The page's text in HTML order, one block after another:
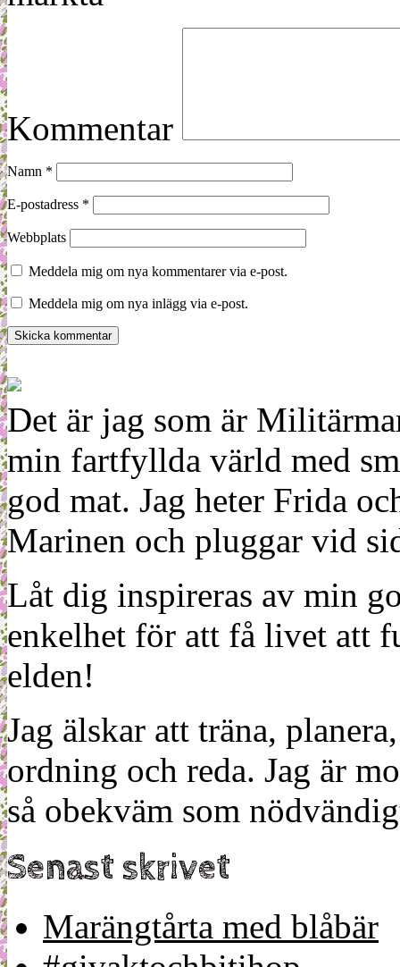
Kommentar
Namn *
E-postadress *
Webbplats
Meddela mig om nya kommentarer via e-post.
Meddela mig om nya inlägg via e-post.
Det är jag som är
min fartfyllda värld med
god mat. Jag heter Frida
Marinen och pluggar vid
Låt dig inspireras av min
enkelhet för att få livet att
elden!
Jag älskar att träna,
ordning och reda. Jag är
så obekväm som
Senast skrivet
Marängtårta med blåbär